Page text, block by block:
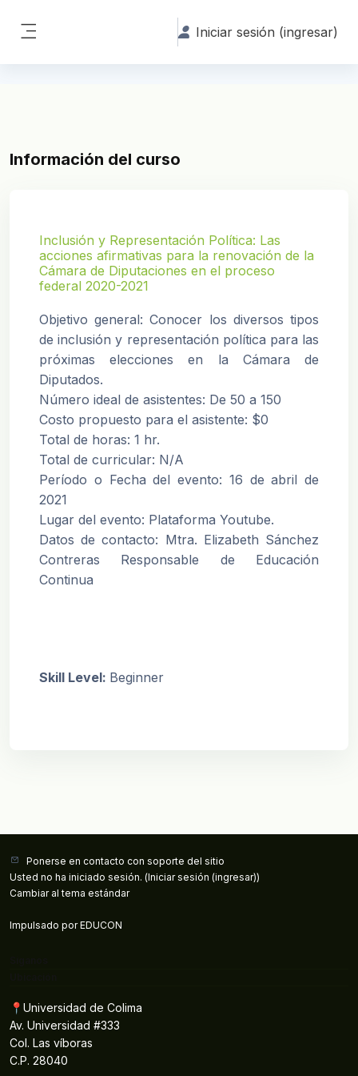
Saltar al contenido principal Iniciar sesión (ingresar)
Información del curso
Inclusión y Representación Política: Las
acciones afirmativas para la renovación de la
Cámara de Diputaciones en el proceso
federal 2020-2021
Objetivo general: Conocer los diversos tipos
de inclusión y representación política para las
próximas elecciones en la Cámara de
Diputados.
Número ideal de asistentes: De 50 a 150
Costo propuesto para el asistente: $0
Total de horas: 1 hr.
Total de curricular: N/A
Período o Fecha del evento: 16 de abril de
2021
Lugar del evento: Plataforma Youtube.
Datos de contacto: Mtra. Elizabeth Sánchez
Contreras Responsable de Educación
Continua
Skill Level: Beginner
Ponerse en contacto con soporte del sitio
Usted no ha iniciado sesión. (Iniciar sesión (ingresar))
Cambiar al tema estándar
Impulsado porEDUCON
📍Universidad de Colima
Av. Universidad #333
Col. Las víboras
C.P. 28040